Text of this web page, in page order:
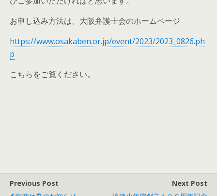
お申し込み方法は、大阪弁護士会のホームページ
https://www.osakaben.or.jp/event/2023/2023_0826.ph
p
こちらをご覧ください。
Previous Post
Next Post